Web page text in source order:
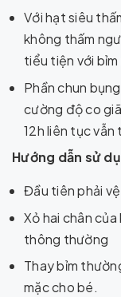
Với hạt siêu
không thấm
tiểu tiện với bỉm
Phần chun
cường độ co
12h liên tục vẫn
Hướng dẫn sử
Đầu tiên phải
Xỏ hai chân
thông thường
Thay bỉm
mặc cho bé.